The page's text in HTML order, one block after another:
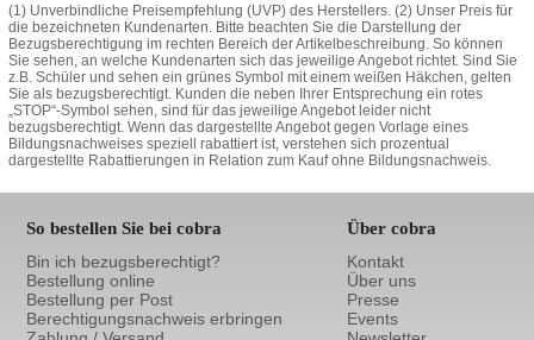
(1) Unverbindliche Preisempfehlung (UVP) des Herstellers. (2) Unser Preis für
die bezeichneten Kundenarten. Bitte beachten Sie die Darstellung der
Bezugsberechtigung im rechten Bereich der Artikelbeschreibung. So können
Sie sehen, an welche Kundenarten sich das jeweilige Angebot richtet. Sind Sie
z.B. Schüler und sehen ein grünes Symbol mit einem weißen Häkchen, gelten
Sie als bezugsberechtigt. Kunden die neben Ihrer Entsprechung ein rotes
„STOP“-Symbol sehen, sind für das jeweilige Angebot leider nicht
bezugsberechtigt. Wenn das dargestellte Angebot gegen Vorlage eines
Bildungsnachweises speziell rabattiert ist, verstehen sich prozentual
dargestellte Rabattierungen in Relation zum Kauf ohne Bildungsnachweis.
So bestellen Sie bei cobra
Bin ich bezugsberechtigt?
Bestellung online
Bestellung per Post
Berechtigungsnachweis erbringen
Über cobra
Kontakt
Über uns
Presse
Events